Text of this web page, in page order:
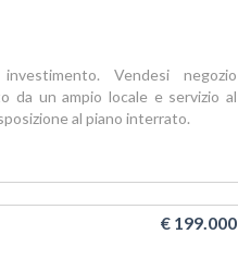
Vendesi negozio
da un ampio locale e servizio al
al piano interrato.
€ 199.000